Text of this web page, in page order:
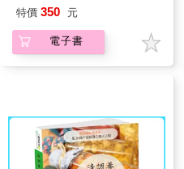
特價 350 元
電子書